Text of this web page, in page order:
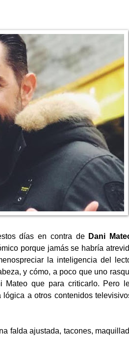
días en contra de Dani
porque jamás se habría
la inteligencia del
y cómo, a poco que uno
que para criticarlo. Pero
a otros contenidos
falda ajustada, tacones,